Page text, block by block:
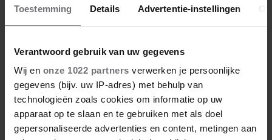
Toestemming Details Advertentie-instellingen
Verantwoord gebruik van uw gegevens
Wij en onze 1022 partners verwerken je persoonlijke
gegevens (bijv. uw IP-adres) met behulp van
technologieën zoals cookies om informatie op uw
apparaat op te slaan en te gebruiken met als doel
gepersonaliseerde advertenties en content, metingen aan
9. Herbruikbaar opvangbakje
airfryer
Maak je graag gebruik van de airfryer? Met dit bakje
verminder je afval en maak je het schoonmaken
een stuk eenvoudiger.
Shop hier